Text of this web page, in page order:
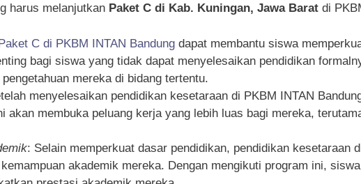
harus melanjutkan Paket C di Kab. Kuningan, Jawa Barat di
C di PKBM INTAN Bandung dapat membantu siswa
bagi siswa yang tidak dapat menyelesaikan pendidikan
mereka di bidang tertentu.
menyelesaikan pendidikan kesetaraan di PKBM INTAN
akan membuka peluang kerja yang lebih luas bagi mereka,
: Selain memperkuat dasar pendidikan, pendidikan kesetaraan
akademik mereka. Dengan mengikuti program ini,